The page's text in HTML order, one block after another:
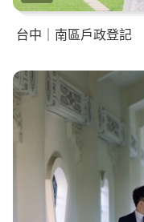
台中｜南區戶政登記